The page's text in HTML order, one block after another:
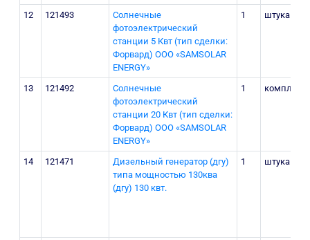
12 121493
Солнечные
фотоэлектрический
станции 5 Квт (тип сделки:
Форвард) ООО «SAMSOLAR
ENERGY»
1 штука
13 121492
Солнечные
фотоэлектрический
станции 20 Квт (тип сделки:
Форвард) ООО «SAMSOLAR
ENERGY»
1 комплект
14 121471
Дизельный генератор (дгу)
типа мощностью 130ква
(дгу) 130 квт.
1 штука